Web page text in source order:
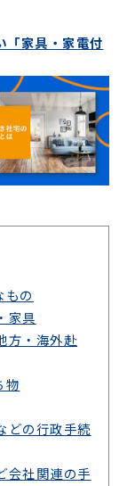
家具・家電付
もの
家具
方・海外赴
物
どの行政手続
会社関連の手